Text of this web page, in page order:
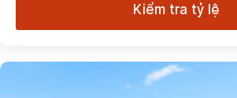
Kiểm tra tỷ lệ